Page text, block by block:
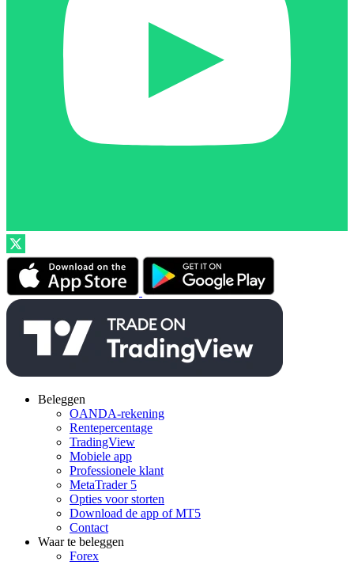
Beleggen
OANDA-rekening
Rentepercentage
TradingView
Mobiele app
Professionele klant
MetaTrader 5
Opties voor storten
Download de app of MT5
Contact
Waar te beleggen
Forex